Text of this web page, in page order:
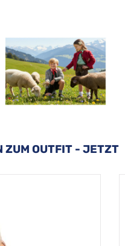
ZUM OUTFIT - JETZT